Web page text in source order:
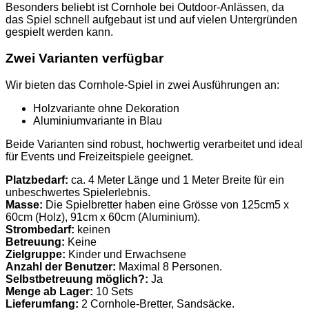
Besonders beliebt ist Cornhole bei Outdoor-Anlässen, da
das Spiel schnell aufgebaut ist und auf vielen Untergründen
gespielt werden kann.
Zwei Varianten verfügbar
Wir bieten das Cornhole-Spiel in zwei Ausführungen an:
Holzvariante ohne Dekoration
Aluminiumvariante in Blau
Beide Varianten sind robust, hochwertig verarbeitet und ideal
für Events und Freizeitspiele geeignet.
Platzbedarf: ca. 4 Meter Länge und 1 Meter Breite für ein
unbeschwertes Spielerlebnis.
Masse: Die Spielbretter haben eine Grösse von 125cm5 x
60cm (Holz), 91cm x 60cm (Aluminium).
Strombedarf: keinen
Betreuung: Keine
Zielgruppe: Kinder und Erwachsene
Anzahl der Benutzer: Maximal 8 Personen.
Selbstbetreuung möglich?: Ja
Menge ab Lager: 10 Sets
Lieferumfang: 2 Cornhole-Bretter, Sandsäcke.